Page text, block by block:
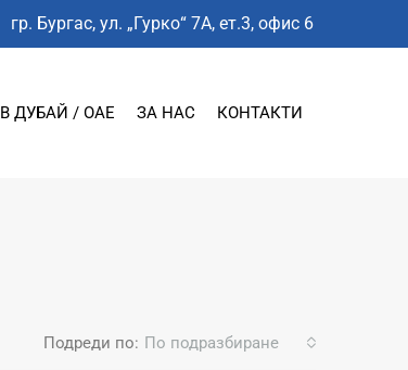
гр. Бургас, ул. „Гурко“ 7А, ет.3, офис 6
ДУБАЙ / ОАЕ ЗА НАС КОНТАКТИ
Подреди по: По подразбиране